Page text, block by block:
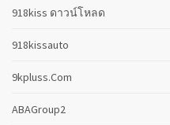
918kiss ดาวน์โหลด
918kissauto
9kpluss.com
ABAGroup2